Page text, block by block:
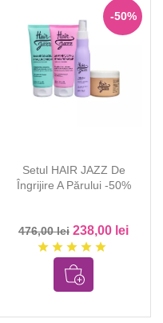
Setul HAIR JAZZ De
Îngrijire A Părului -50%
476,00 lei 238,00 lei
star star star star star
-50%